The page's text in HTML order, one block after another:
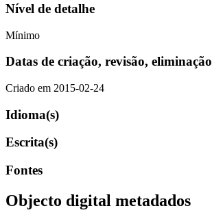
Nível de detalhe
Mínimo
Datas de criação, revisão, eliminação
Criado em 2015-02-24
Idioma(s)
Escrita(s)
Fontes
Objecto digital metadados